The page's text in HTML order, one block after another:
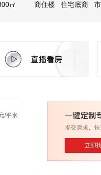
㎡
商住楼
住宅底商
/平米